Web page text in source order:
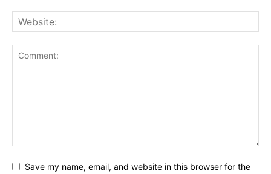
Save my name, email, and website in this browser for the